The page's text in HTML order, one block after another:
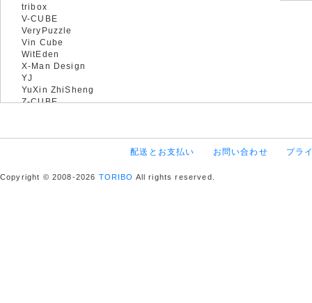
tribox
V-CUBE
VeryPuzzle
Vin Cube
WitEden
X-Man Design
YJ
YuXin ZhiSheng
Z-CUBE
配送とお支払い お問い合わせ プラ
Copyright © 2008-2026 TORIBO All rights reserved.